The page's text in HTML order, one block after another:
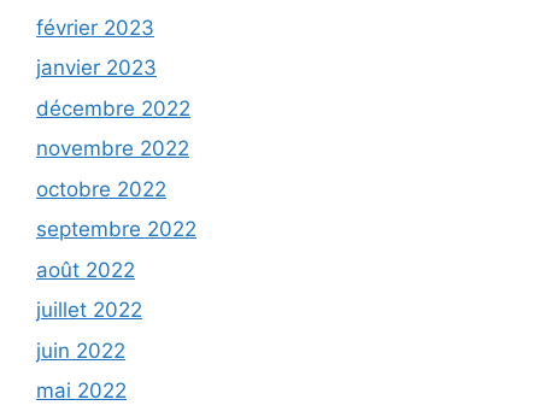
février 2023
janvier 2023
décembre 2022
novembre 2022
octobre 2022
septembre 2022
août 2022
juillet 2022
juin 2022
mai 2022